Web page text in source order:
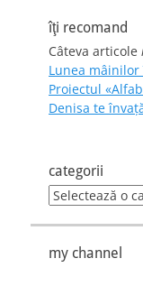
îţi recomand
Câteva articole
Lunea
Proiectul
Denisa te
categorii
categorii
my channel